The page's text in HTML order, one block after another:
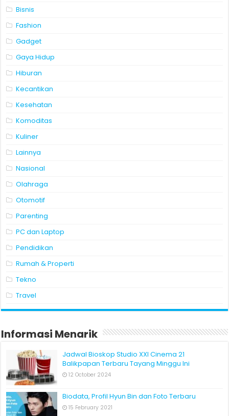
Bisnis
Fashion
Gadget
Gaya Hidup
Hiburan
Kecantikan
Kesehatan
Komoditas
Kuliner
Lainnya
Nasional
Olahraga
Otomotif
Parenting
PC dan Laptop
Pendidikan
Rumah & Properti
Tekno
Travel
Informasi Menarik
Jadwal Bioskop Studio XXI Cinema 21
Balikpapan Terbaru Tayang Minggu Ini
12 October 2024
Biodata, Profil Hyun Bin dan Foto Terbaru
15 February 2021